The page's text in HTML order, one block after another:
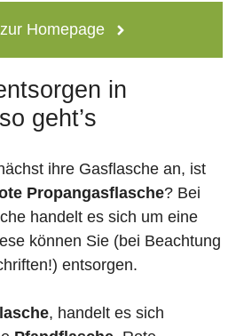
Homepage
in
geht’s
ihre Gasflasche an, ist
Propangasflasche? Bei
handelt es sich um eine
können Sie (bei Beachtung
entsorgen.
, handelt es sich